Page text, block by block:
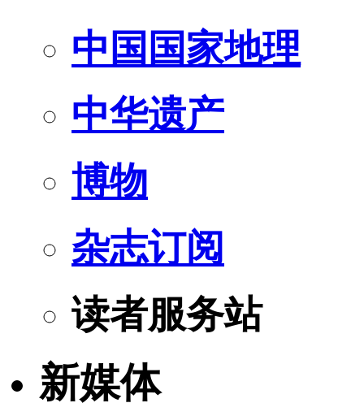
中国国家地理
中华遗产
博物
杂志订阅
读者服务站
新媒体